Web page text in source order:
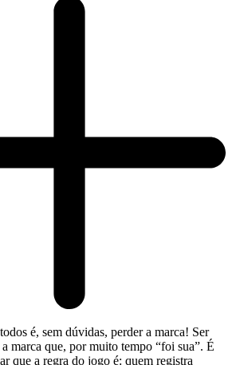
é, sem dúvidas, perder a marca! Ser
marca que, por muito tempo “foi sua”. É
que a regra do jogo é: quem registra